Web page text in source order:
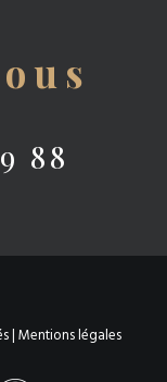
88
|Mentions légales